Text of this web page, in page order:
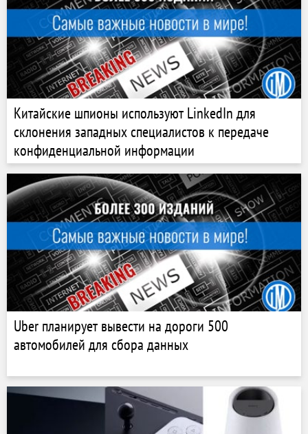
Китайские шпионы используют LinkedIn для
склонения западных специалистов к передаче
конфиденциальной информации
Uber планирует вывести на дороги 500
автомобилей для сбора данных